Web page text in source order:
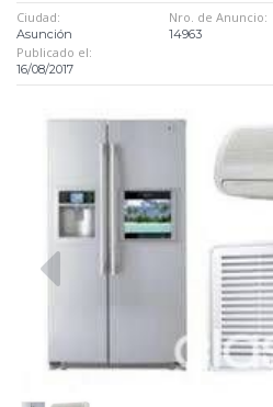
Ciudad:
Asunción
Nro. de Anuncio:
14963
Publicado el:
16/08/2017